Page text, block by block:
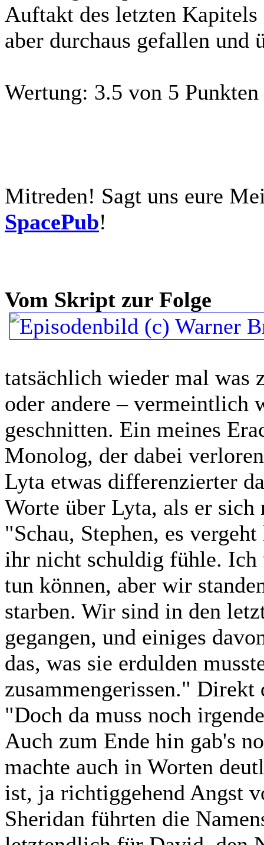
Auftakt des letzten
aber durchaus gefallen und
Wertung: 3.5 von 5 Punkten
Mitreden! Sagt uns eure
SpacePub!
Vom Skript zur Folge
tatsächlich wieder mal was
oder andere – vermeintlich
geschnitten. Ein meines
Monolog, der dabei
Lyta etwas differenzierter
Worte über Lyta, als er
"Schau, Stephen, es
ihr nicht schuldig fühle. Ich
tun können, aber wir
starben. Wir sind in den
gegangen, und einiges
das, was sie erdulden
zusammengerissen." Direkt
"Doch da muss noch
Auch zum Ende hin gab's
machte auch in Worten
ist, ja richtiggehend Angst
Sheridan führten die